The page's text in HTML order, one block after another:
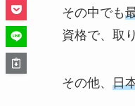
その中でも
資格で、取
その他、 日